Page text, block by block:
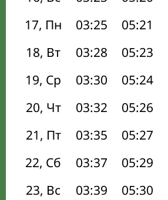
17, Пн
03:25 05:21
18, Вт
03:28 05:23
19, Ср
03:30 05:24
20, Чт
03:32 05:26
21, Пт
03:35 05:27
22, Сб
03:37 05:29
23, Вс
03:39 05:30